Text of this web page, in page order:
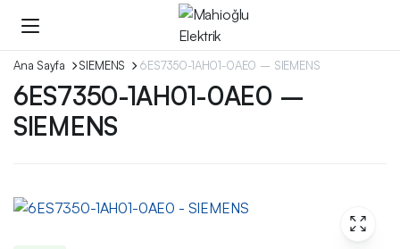
Ana Sayfa SIEMENS 6ES7350-1AH01-0AE0 – SIEMENS
6ES7350-1AH01-0AE0 –
SIEMENS